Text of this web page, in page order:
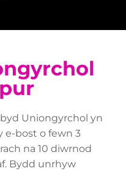
Uniongyrchol yn
e-bost o fewn 3
na 10 diwrnod
Bydd unrhyw